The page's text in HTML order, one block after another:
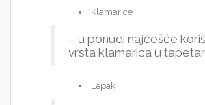
Klamarice
– u ponudi najčešće
vrsta klamarica u
Lepak